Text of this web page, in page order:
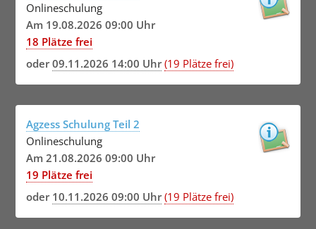
Onlineschulung
Am 19.08.2026 09:00 Uhr
18 Plätze frei
oder09.11.2026 14:00 Uhr (19 Plätze frei)
Agzess Schulung Teil 2
Onlineschulung
Am 21.08.2026 09:00 Uhr
19 Plätze frei
oder 10.11.2026 09:00 Uhr (19 Plätze frei)